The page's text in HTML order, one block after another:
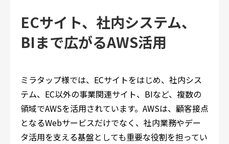
ECサイト、社内システム、
BIまで広がるAWS活用
ミラタップ様では、ECサイトをはじめ、社内シス
テム、EC以外の事業関連サイト、BIなど、複数の
領域でAWSを活用されています。AWSは、顧客接点
となるWebサービスだけでなく、社内業務やデー
タ活用を支える基盤としても重要な役割を担ってい